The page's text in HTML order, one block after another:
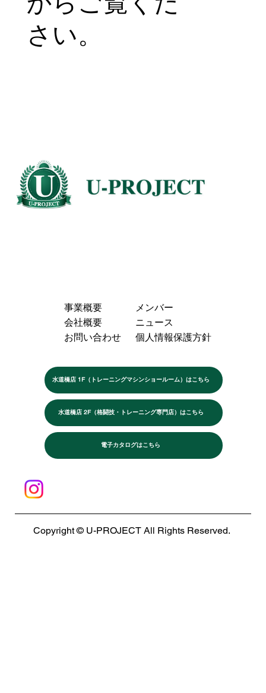
さい。
水道橋店 1F（トレーニングマシンショールーム）はこちら
水道橋店 2F（格闘技・トレーニング専門店）はこちら
電子カタログはこちら
事業概要
メンバー
会社概要
ニュース
お問い合わせ
個人情報保護方針
Copyright © U-PROJECT All Rights Reserved.